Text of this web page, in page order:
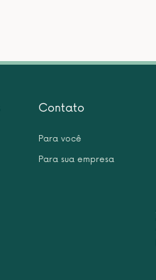
Contato
Para você
Para sua empresa